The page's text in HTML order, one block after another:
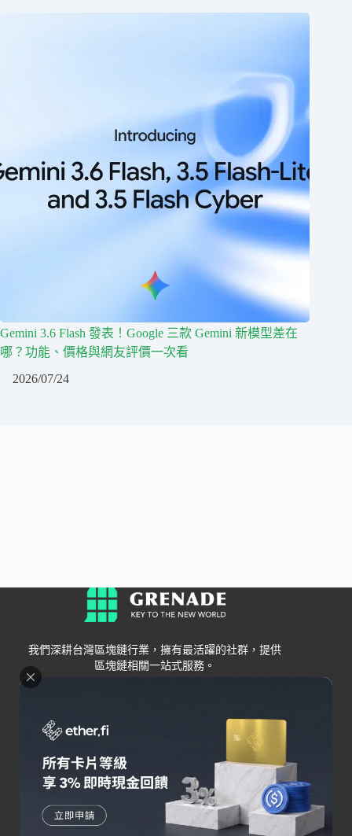
Gemini 3.6 Flash 發表！Google 三款 Gemini 新模型差在
哪？功能、價格與網友評價一次看
2026/07/24
我們深耕台灣區塊鏈行業，擁有最活躍的社群，提供
區塊鏈相關一站式服務。
Grenade
關於我們
聯絡我們
錢包
交易所
Bybit
OKX
HOYA BIT